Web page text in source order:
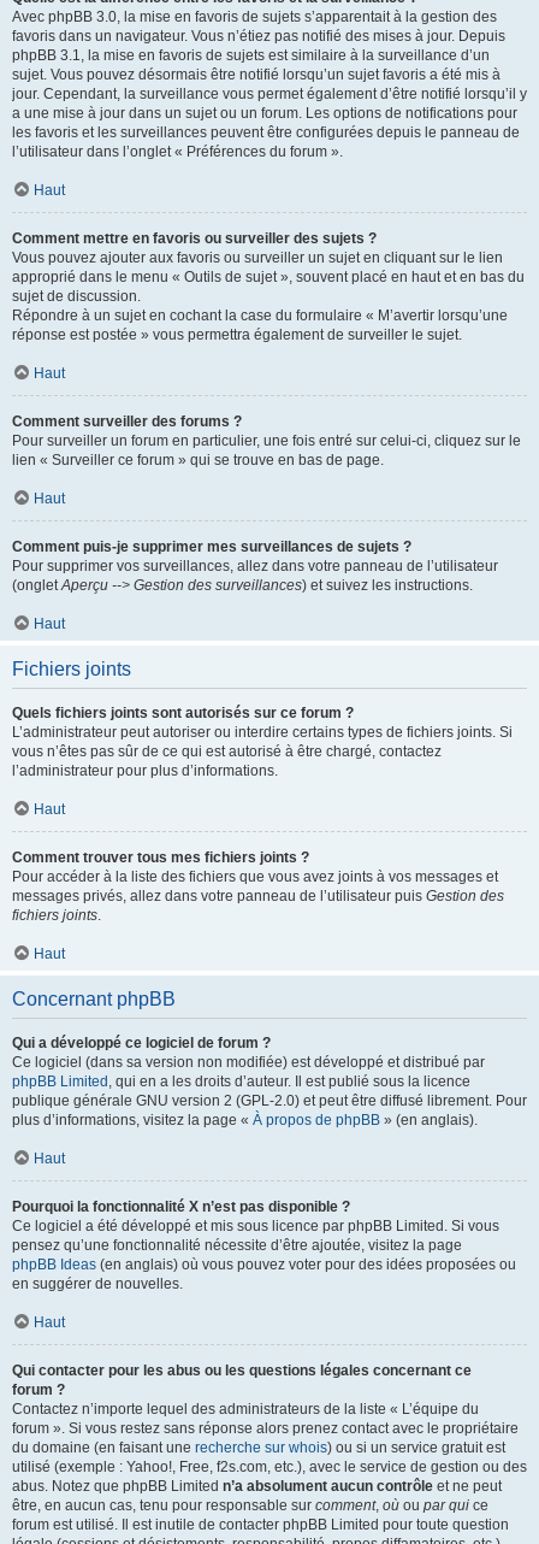
Avec phpBB 3.0, la mise en favoris de sujets s’apparentait à la gestion des
favoris dans un navigateur. Vous n’étiez pas notifié des mises à jour. Depuis
phpBB 3.1, la mise en favoris de sujets est similaire à la surveillance d’un
sujet. Vous pouvez désormais être notifié lorsqu’un sujet favoris a été mis à
jour. Cependant, la surveillance vous permet également d’être notifié lorsqu’il y
a une mise à jour dans un sujet ou un forum. Les options de notifications pour
les favoris et les surveillances peuvent être configurées depuis le panneau de
l’utilisateur dans l’onglet « Préférences du forum ».
Haut
Comment mettre en favoris ou surveiller des sujets ?
Vous pouvez ajouter aux favoris ou surveiller un sujet en cliquant sur le lien
approprié dans le menu « Outils de sujet », souvent placé en haut et en bas du
sujet de discussion.
Répondre à un sujet en cochant la case du formulaire « M’avertir lorsqu’une
réponse est postée » vous permettra également de surveiller le sujet.
Haut
Comment surveiller des forums ?
Pour surveiller un forum en particulier, une fois entré sur celui-ci, cliquez sur le
lien « Surveiller ce forum » qui se trouve en bas de page.
Haut
Comment puis-je supprimer mes surveillances de sujets ?
Pour supprimer vos surveillances, allez dans votre panneau de l’utilisateur
(ongletAperçu --> Gestion des surveillances) et suivez les instructions.
Haut
Fichiers joints
Quels fichiers joints sont autorisés sur ce forum ?
L’administrateur peut autoriser ou interdire certains types de fichiers joints. Si
vous n’êtes pas sûr de ce qui est autorisé à être chargé, contactez
l’administrateur pour plus d’informations.
Haut
Comment trouver tous mes fichiers joints ?
Pour accéder à la liste des fichiers que vous avez joints à vos messages et
messages privés, allez dans votre panneau de l’utilisateur puis Gestion des
fichiers joints.
Haut
Concernant phpBB
Qui a développé ce logiciel de forum ?
Ce logiciel (dans sa version non modifiée) est développé et distribué par
phpBB Limited , qui en a les droits d’auteur. Il est publié sous la licence
publique générale GNU version 2 (GPL-2.0) et peut être diffusé librement. Pour
plus d’informations, visitez la page « À propos de phpBB » (en anglais).
Haut
Pourquoi la fonctionnalité X n’est pas disponible ?
Ce logiciel a été développé et mis sous licence par phpBB Limited. Si vous
pensez qu’une fonctionnalité nécessite d’être ajoutée, visitez la page
phpBB Ideas (en anglais) où vous pouvez voter pour des idées proposées ou
en suggérer de nouvelles.
Haut
Qui contacter pour les abus ou les questions légales concernant ce
forum ?
Contactez n’importe lequel des administrateurs de la liste « L’équipe du
forum ». Si vous restez sans réponse alors prenez contact avec le propriétaire
du domaine (en faisant une recherche sur whois) ou si un service gratuit est
utilisé (exemple : Yahoo!, Free, f2s.com, etc.), avec le service de gestion ou des
abus. Notez que phpBB Limited n’a absolument aucun contrôle et ne peut
être, en aucun cas, tenu pour responsable sur comment, où ou par qui ce
forum est utilisé. Il est inutile de contacter phpBB Limited pour toute question